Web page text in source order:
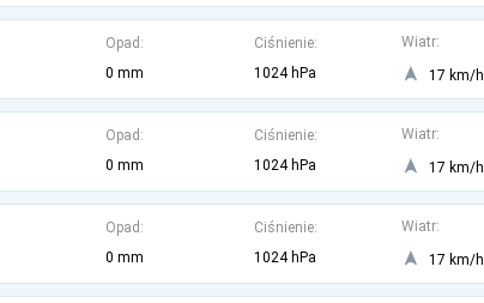
Opad:
0 mm
Ciśnienie:
1024 hPa
Wiatr:
17 km/h
Opad:
0 mm
Ciśnienie:
1024 hPa
Wiatr:
17 km/h
Opad:
0 mm
Ciśnienie:
1024 hPa
Wiatr:
17 km/h